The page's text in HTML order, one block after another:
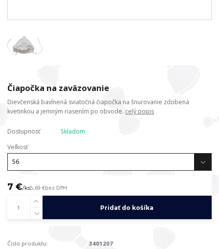
Čiapočka na zaväzovanie
Dievčenská bavlnená sviatočná čiapočka na šnurovanie zdobená
kvetinkou a jemným riasením po obvode. celý popis
Dostupnosť
Skladom
Veľkosť
7 €/ks5,69 €bez DPH
Pridať do košíka
Číslo produktu: 3401207